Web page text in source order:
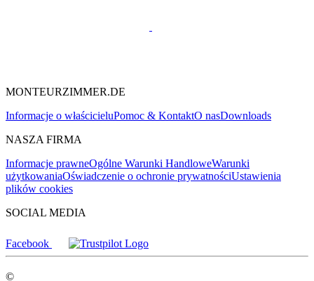
MONTEURZIMMER.DE
Informacje o właścicieluPomoc & KontaktO nasDownloads
NASZA FIRMA
Informacje prawneOgólne Warunki HandloweWarunki
użytkowaniaOświadczenie o ochronie prywatnościUstawienia
plików cookies
SOCIAL MEDIA
Facebook
©